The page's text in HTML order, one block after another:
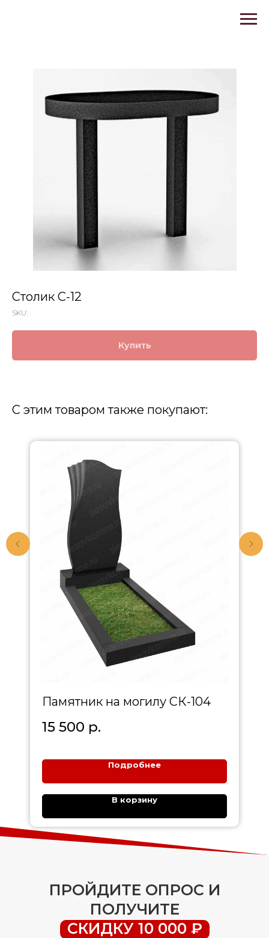
Столик С-12
SKU:
Купить
С этим товаром также покупают:
Памятник на могилу СК-104
15 500 р.
Подробнее
В корзину
ПРОЙДИТЕ ОПРОС И
ПОЛУЧИТЕ
СКИДКУ 10 000 ₽